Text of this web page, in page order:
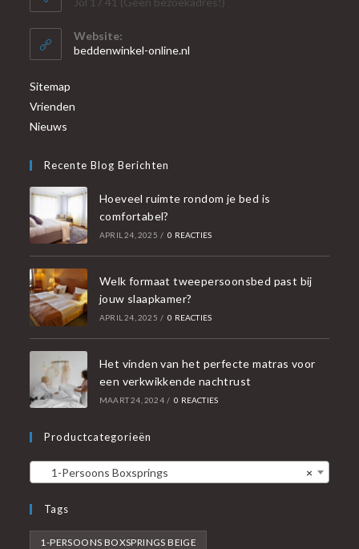
Website:
beddenwinkel-online.nl
Sitemap
Vrienden
Nieuws
Recente Blog Berichten
Hoeveel ruimte rondom je bed is
comfortabel?
APRIL 24, 2025 / 0 REACTIES
Welk formaat tweepersoonsbed past bij
jouw slaapkamer?
APRIL 24, 2025 / 0 REACTIES
Het vinden van het perfecte matras voor
een verkwikkende nachtrust
MAART 24, 2024 / 0 REACTIES
Productcategorieën
×
1-Persoons Boxsprings
Tags
1-PERSOONS BOXSPRINGS BEIGE